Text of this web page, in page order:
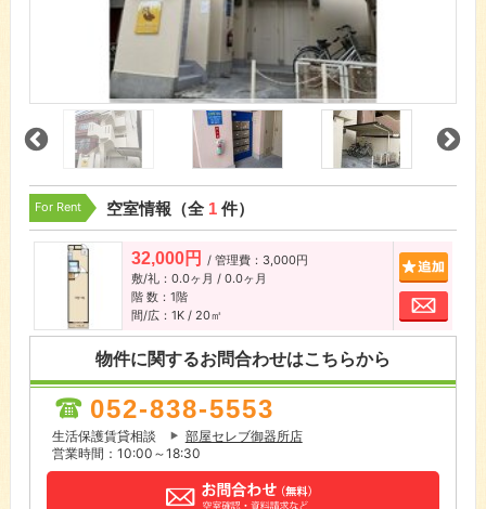
For Rent 空室情報（全 1件）
32,000円 / 管理費：3,000円
敷/礼：0.0ヶ月 / 0.0ヶ月
階 数：1階
間/広：1K / 20㎡
お問
物件に関するお問合わせはこちらから
052-838-5553
生活保護賃貸相談
部屋セレブ御器所店
営業時間：10:00～18:30